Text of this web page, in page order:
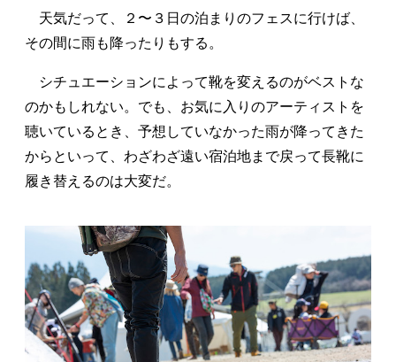
天気だって、２〜３日の泊まりのフェスに行けば、
その間に雨も降ったりもする。
シチュエーションによって靴を変えるのがベストな
のかもしれない。でも、お気に入りのアーティストを
聴いているとき、予想していなかった雨が降ってきた
からといって、わざわざ遠い宿泊地まで戻って長靴に
履き替えるのは大変だ。